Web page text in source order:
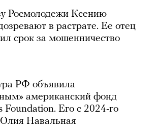
Росмолодежи Ксению
в растрате. Ее отец
срок за мошенничество
РФ объявила
американский фонд
Foundation. Его с 2024-го
Навальная